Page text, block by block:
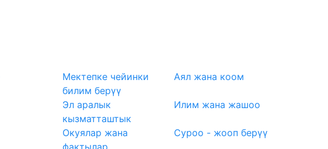
Мектепке чейинки
билим берүү
Аял жана коом
Эл аралык
кызматташтык
Илим жана жашоо
Окуялар жана
фактылар
Суроо - жооп берүү